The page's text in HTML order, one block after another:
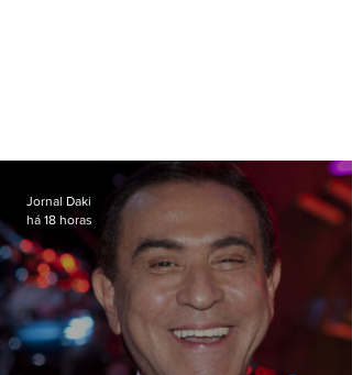
Jornal Daki
há 18 horas